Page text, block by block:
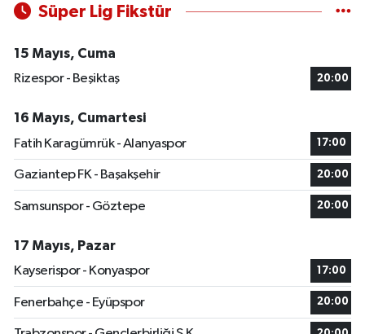
Süper Lig Fikstür
15 Mayıs, Cuma
Rizespor - Beşiktaş
20:00
16 Mayıs, Cumartesi
Fatih Karagümrük - Alanyaspor
17:00
Gaziantep FK - Başakşehir 20:00
Samsunspor - Göztepe 20:00
17 Mayıs, Pazar
Kayserispor - Konyaspor
17:00
Fenerbahçe - Eyüpspor 20:00